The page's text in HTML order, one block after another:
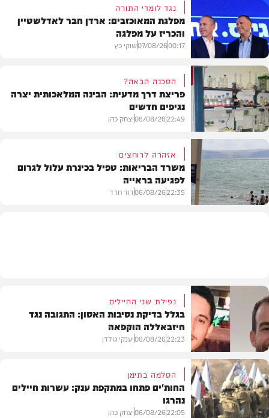
פוליטי
נגד לומדי התורה
מפלגת המאוכזבים: ארדן חבר לאדלשטיין
והכריז על מפלגה
00:17
07/08/26שוקי כץ
בריאות
הסכנה הבאה?
פריצת דרך מדעית: הבינה המלאכותית יצרה
נגיפים חדשים
22:49
06/08/26יצחק כהן
אזהרה לרוחצים
משרד הבריאות: טפיל בכינרת עלול לגרום
לפגיעה בראייה
22:35
06/08/26דוד חדד
צבא וביטחון
נפילת שני החיילים
בגלל בדיקת נסיבות האסון: התגובה נגד
חיזבאללה הוקפאה
22:23
06/08/26יענקי גולדן
הסלמה בתימן
החות'ים פתחו במתקפת ענק: עשרות חיילים
נהרגו
22:05
06/08/26יצחק כהן